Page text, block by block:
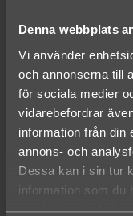
Denna webbplats
Vi använder
och annonserna till
för sociala medier
vidarebefordrar
information från din
annons- och
Dessa kan i sin tur
information som du
samlat in när du